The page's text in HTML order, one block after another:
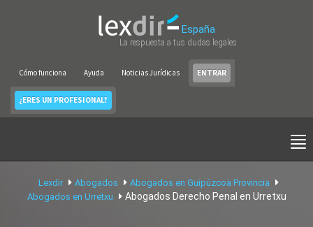
España
La respuesta a tus dudas legales
Cómo funciona Ayuda Noticias Jurídicas ENTRAR
¿ERES UN PROFESIONAL?
Lexdir Abogados
Abogados en Guipúzcoa Provincia
Abogados en Urretxu
Abogados Derecho Penal en Urretxu